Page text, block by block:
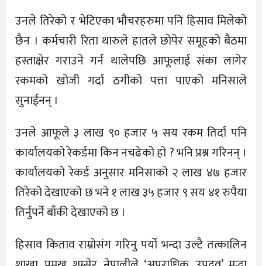
उनले तिरेको र भेटिएका भौचरहरुमा पनि हिसाव मिलेको
छैन । कर्मचारी रिता थारुले हातले छोपेर समूहको बैठमा
हस्ताक्षेर गराउने गर्न थालेपछि आफूलाई संका लागेर
रकमको खोजी गर्दा ठगीको पत्ता पाएको मनिसाले
सुनाईनन् ।
उनले आफूले ३ लाख ९० हजार ५ सय रकम तिर्दा पनि
कार्यालयको रेकर्डमा किन नचढेको हो ? भनि प्रश्न गरिनन् ।
कार्यालयको रेकर्ड अनुसार मनिसाको २ लाख ४७ हजार
तिरेको देखाएको छ भने १ लाख ३५ हजार ९ सय ४१ रुपैया
तिर्नुपर्ने बाँकी देखाएको छ ।
हिसाव किताव राम्रोसंग गरिनु पर्यो भन्दा उल्टै तत्कालिन